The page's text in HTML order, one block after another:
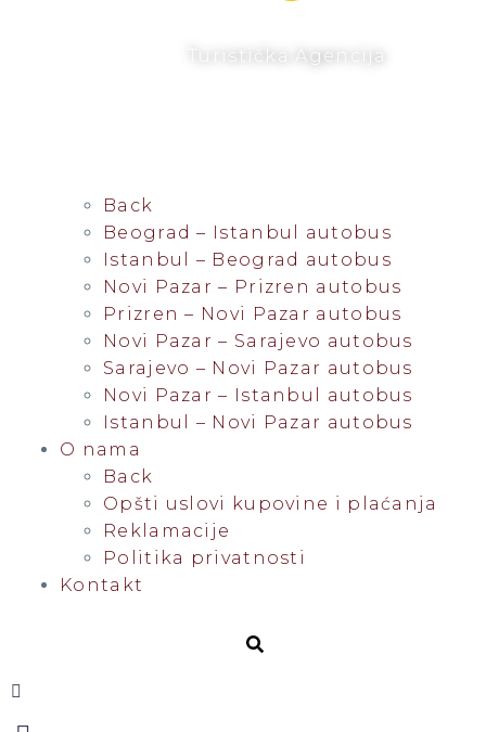
Turistička Agencija
Back
Beograd – Istanbul autobus
Istanbul – Beograd autobus
Novi Pazar – Prizren autobus
Prizren – Novi Pazar autobus
Novi Pazar – Sarajevo autobus
Sarajevo – Novi Pazar autobus
Novi Pazar – Istanbul autobus
Istanbul – Novi Pazar autobus
O nama
Back
Opšti uslovi kupovine i plaćanja
Reklamacije
Politika privatnosti
Kontakt